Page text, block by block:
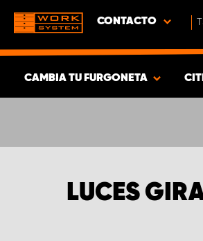
CONTACTO
CAMBIA TU FURGONETA
PRODUCTOS
LUCES